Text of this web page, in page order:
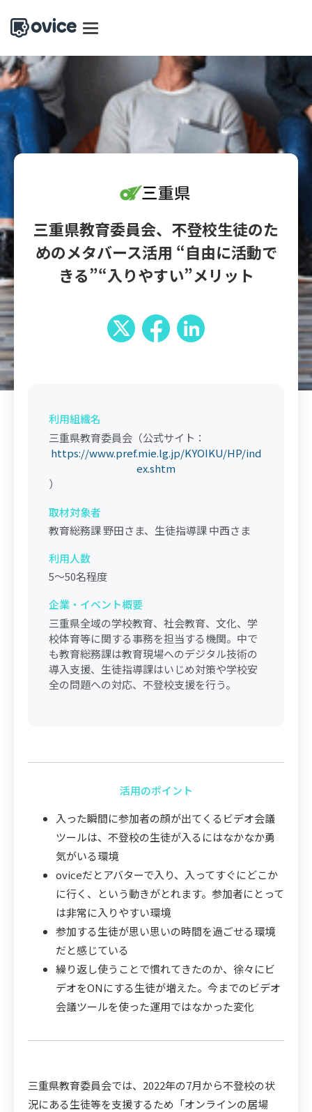
三重県教育委員会、不登校生徒のた
めのメタバース活用 “自由に活動で
きる”“入りやすい”メリット
利用組織名
三重県教育委員会（公式サイト：
https://www.pref.mie.lg.jp/KYOIKU/HP/ind
ex.shtm
）
取材対象者
教育総務課 野田さま、生徒指導課 中西さま
利用人数
5～50名程度
企業・イベント概要
三重県全域の学校教育、社会教育、文化、学
校体育等に関する事務を担当する機関。中で
も教育総務課は教育現場へのデジタル技術の
導入支援、生徒指導課はいじめ対策や学校安
全の問題への対応、不登校支援を行う。
活用のポイント
入った瞬間に参加者の顔が出てくるビデオ会議
ツールは、不登校の生徒が入るにはなかなか勇
気がいる環境
oviceだとアバターで入り、入ってすぐにどこか
に行く、という動きがとれます。参加者にとって
は非常に入りやすい環境
参加する生徒が思い思いの時間を過ごせる環境
だと感じている
繰り返し使うことで慣れてきたのか、徐々にビ
デオをONにする生徒が増えた。今までのビデオ
会議ツールを使った運用ではなかった変化
三重県教育委員会では、2022年の7月から不登校の状
況にある生徒等を支援するため「オンラインの居場